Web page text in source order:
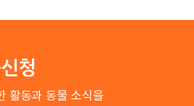
청
활동과 동물 소식을